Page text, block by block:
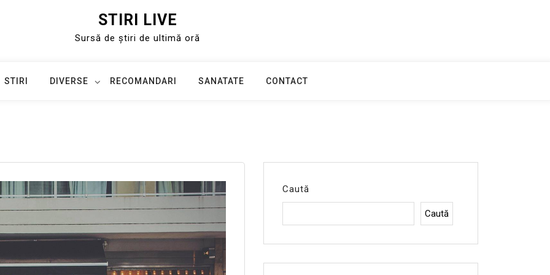
STIRI LIVE
Sursă de știri de ultimă oră
STIRI DIVERSE RECOMANDARI SANATATE CONTACT
Caută
Caută